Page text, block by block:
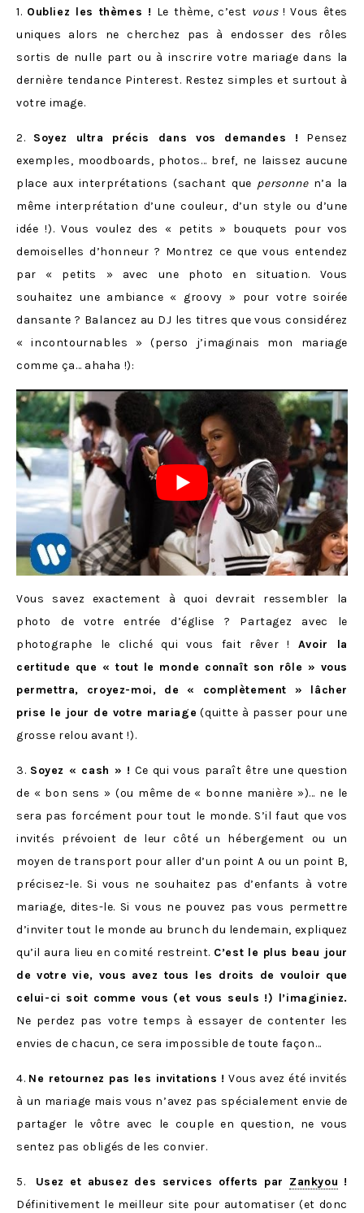
1. Oubliez les thèmes ! Le thème, c’est vous ! Vous êtes
uniques alors ne cherchez pas à endosser des rôles
sortis de nulle part ou à inscrire votre mariage dans la
dernière tendance Pinterest. Restez simples et surtout à
votre image.
2. Soyez ultra précis dans vos demandes ! Pensez
exemples, moodboards, photos… bref, ne laissez aucune
place aux interprétations (sachant que personnen’a la
même interprétation d’une couleur, d’un style ou d’une
idée !). Vous voulez des « petits » bouquets pour vos
demoiselles d’honneur ? Montrez ce que vous entendez
par « petits » avec une photo en situation. Vous
souhaitez une ambiance « groovy » pour votre soirée
dansante ? Balancez au DJ les titres que vous considérez
« incontournables » (perso j’imaginais mon mariage
comme ça… ahaha !):
Vous savez exactement à quoi devrait ressembler la
photo de votre entrée d’église ? Partagez avec le
photographe le cliché qui vous fait rêver ! Avoir la
certitude que « tout le monde connaît son rôle » vous
permettra, croyez-moi, de « complètement » lâcher
prise le jour de votre mariage (quitte à passer pour une
grosse relou avant !).
3. Soyez « cash » ! Ce qui vous paraît être une question
de « bon sens » (ou même de « bonne manière »)… ne le
sera pas forcément pour tout le monde. S’il faut que vos
invités prévoient de leur côté un hébergement ou un
moyen de transport pour aller d’un point A ou un point B,
précisez-le. Si vous ne souhaitez pas d’enfants à votre
mariage, dites-le. Si vous ne pouvez pas vous permettre
d’inviter tout le monde au brunch du lendemain, expliquez
qu’il aura lieu en comité restreint. C’est le plus beau jour
de votre vie, vous avez tous les droits de vouloir que
celui-ci soit comme vous (et vous seuls !) l’imaginiez.
Ne perdez pas votre temps à essayer de contenter les
envies de chacun, ce sera impossible de toute façon…
4. Ne retournez pas les invitations ! Vous avez été invités
à un mariage mais vous n’avez pas spécialement envie de
partager le vôtre avec le couple en question, ne vous
sentez pas obligés de les convier.
5. Usez et abusez des services offerts par Zankyou !
Définitivement le meilleur site pour automatiser (et donc